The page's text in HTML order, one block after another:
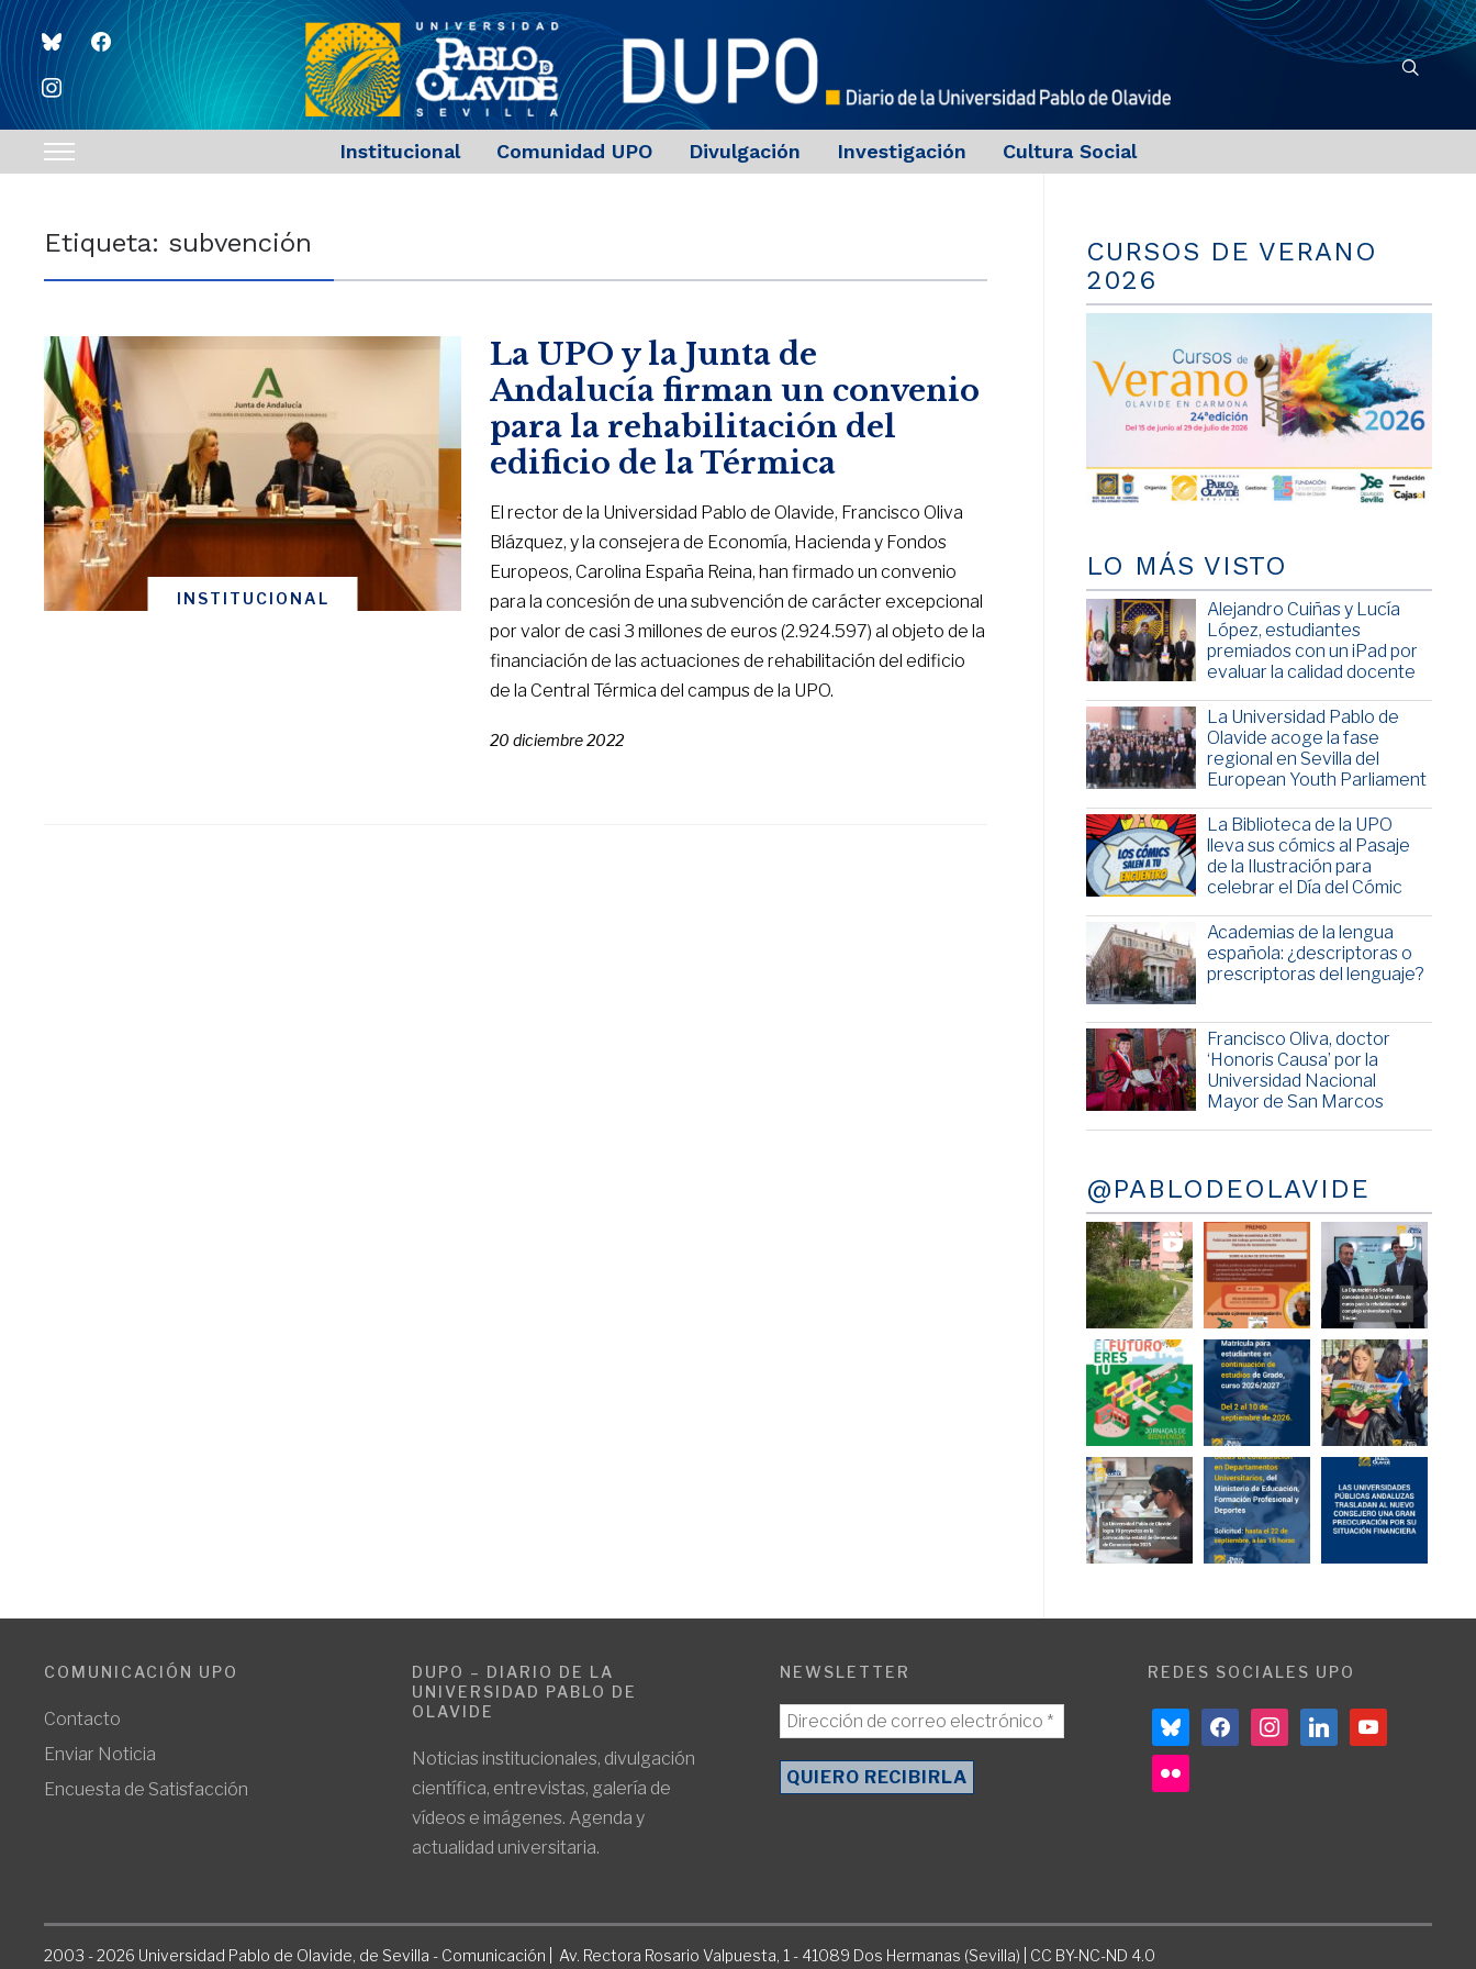
blueskyfacebook
instagram
Toggle
navigation
Institucional Comunidad UPO Divulgación Investigación Cultura Social
Etiqueta: subvención
INSTITUCIONAL
La UPO y la Junta de
Andalucía firman un convenio
para la rehabilitación del
edificio de la Térmica
El rector de la Universidad Pablo de Olavide, Francisco Oliva
Blázquez, y la consejera de Economía, Hacienda y Fondos
Europeos, Carolina España Reina, han firmado un convenio
para la concesión de una subvención de carácter excepcional
por valor de casi 3 millones de euros (2.924.597) al objeto de la
financiación de las actuaciones de rehabilitación del edificio
de la Central Térmica del campus de la UPO.
20 diciembre 2022
CURSOS DE VERANO
2026
LO MÁS VISTO
Alejandro Cuiñas y Lucía
López, estudiantes
premiados con un iPad por
evaluar la calidad docente
La Universidad Pablo de
Olavide acoge la fase
regional en Sevilla del
European Youth Parliament
La Biblioteca de la UPO
lleva sus cómics al Pasaje
de la Ilustración para
celebrar el Día del Cómic
Academias de la lengua
española: ¿descriptoras o
prescriptoras del lenguaje?
Francisco Oliva, doctor
‘Honoris Causa’ por la
Universidad Nacional
Mayor de San Marcos
@PABLODEOLAVIDE
COMUNICACIÓN UPO
Contacto
Enviar Noticia
Encuesta de Satisfacción
DUPO – DIARIO DE LA
UNIVERSIDAD PABLO DE
OLAVIDE
Noticias institucionales, divulgación
científica, entrevistas, galería de
vídeos e imágenes. Agenda y
actualidad universitaria.
NEWSLETTER REDES SOCIALES UPO
blueskyfacebookinstagramlinkedin youtube
flickr
2003 - 2026 Universidad Pablo de Olavide, de Sevilla - Comunicación | Av. Rectora Rosario Valpuesta, 1 - 41089 Dos Hermanas (Sevilla) | CC BY-NC-ND 4.0